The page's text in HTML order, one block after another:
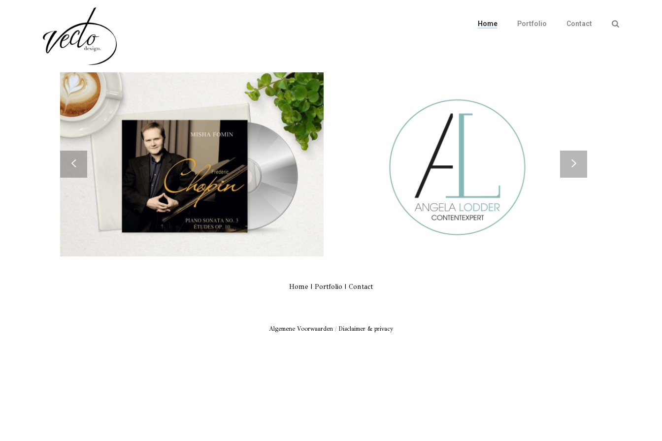
Home Portfolio Contact
Home | Portfolio | Contact
Algemene Voorwaarden/ Disclaimer & privacy